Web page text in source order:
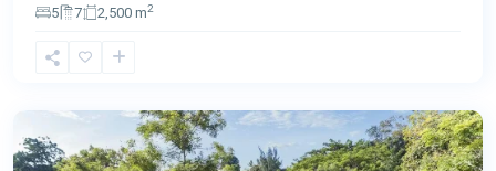
5
7 2,500 m2
Лаян